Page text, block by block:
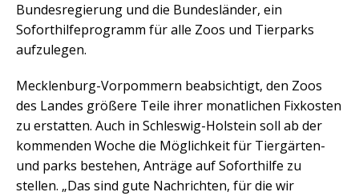
Bundesregierung und die Bundesländer, ein
Soforthilfeprogramm für alle Zoos und Tierparks
aufzulegen.
Mecklenburg-Vorpommern beabsichtigt, den Zoos
des Landes größere Teile ihrer monatlichen Fixkosten
zu erstatten. Auch in Schleswig-Holstein soll ab der
kommenden Woche die Möglichkeit für Tiergärten-
und parks bestehen, Anträge auf Soforthilfe zu
stellen. „Das sind gute Nachrichten, für die wir